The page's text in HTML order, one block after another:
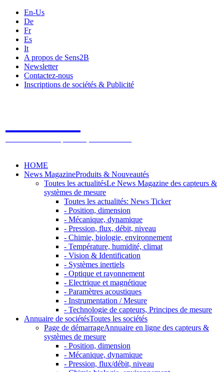
En-Us
De
Fr
Es
It
A propos de Sens2B
Newsletter
Contactez-nous
Inscriptions de sociétés & Publicité
HOME
News MagazineProduits & Nouveautés
Toutes les actualitésLe News Magazine des capteurs &
systèmes de mesure
Toutes les actualités: News Ticker
- Position, dimension
- Mécanique, dynamique
- Pression, flux, débit, niveau
- Chimie, biologie, environnement
- Température, humidité, climat
- Vision & Identification
- Systèmes inertiels
- Optique et rayonnement
- Electrique et magnétique
- Paramètres acoustiques
- Instrumentation / Mesure
- Technologie de capteurs, Principes de mesure
Annuaire de sociétésToutes les sociétés
Page de démarrageAnnuaire en ligne des capteurs &
systèmes de mesure
- Position, dimension
- Mécanique, dynamique
- Pression, flux/débit, niveau